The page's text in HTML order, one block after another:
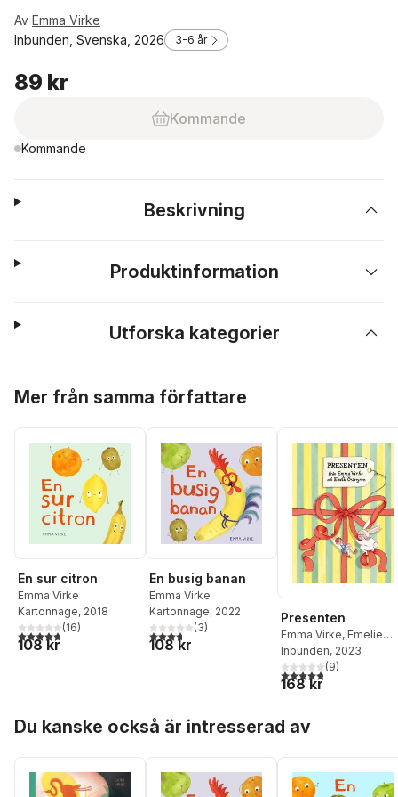
Av Emma Virke
Inbunden, Svenska, 2026
3-6 år
89 kr
Kommande
Kommande
Beskrivning
Produktinformation
Utforska kategorier
Mer från samma författare
En sur citron
Emma Virke
Kartonnage, 2018
4,8utav 5 stjärnor. Totalt antal röster:
(16)
108 kr
En busig banan
Emma Virke
Kartonnage, 2022
3,7utav 5 stjärnor. Totalt antal röster:
(3)
108 kr
Presenten
Emma Virke, Emelie
Östergren
Inbunden, 2023
4,8utav 5 stjärnor.
(9)
168 kr
Du kanske också är intresserad av